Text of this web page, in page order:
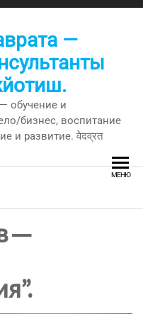
—
обучение и
бизнес, воспитание
и развитие. वेदव्रत
МЕНЮ
—